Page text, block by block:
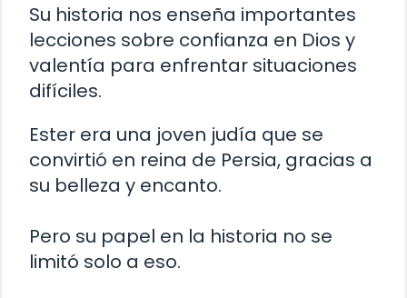
Su historia nos enseña importantes
lecciones sobre confianza en Dios y
valentía para enfrentar situaciones
difíciles.
Ester era una joven judía que se
convirtió en reina de Persia, gracias a
su belleza y encanto.
Pero su papel en la historia no se
limitó solo a eso.